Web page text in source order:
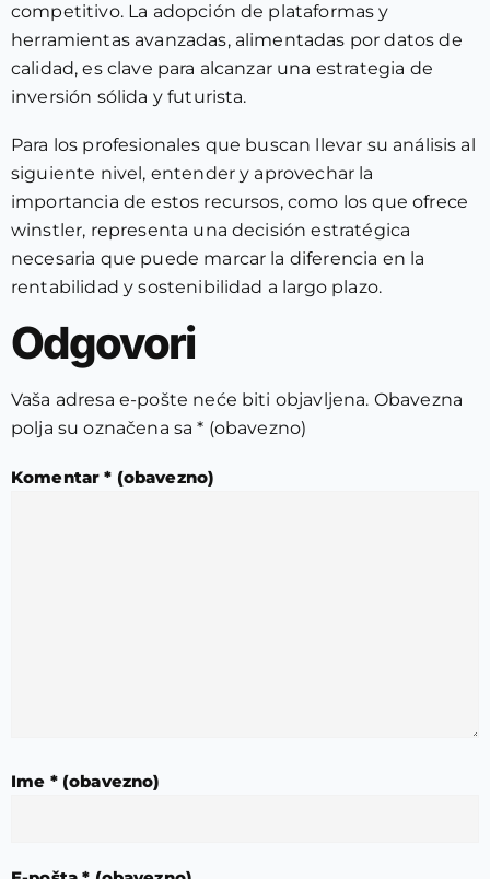
competitivo. La adopción de plataformas y
herramientas avanzadas, alimentadas por datos de
calidad, es clave para alcanzar una estrategia de
inversión sólida y futurista.
Para los profesionales que buscan llevar su análisis al
siguiente nivel, entender y aprovechar la
importancia de estos recursos, como los que ofrece
winstler, representa una decisión estratégica
necesaria que puede marcar la diferencia en la
rentabilidad y sostenibilidad a largo plazo.
Odgovori
Vaša adresa e-pošte neće biti objavljena. Obavezna
polja su označena sa* (obavezno)
Komentar* (obavezno)
Ime * (obavezno)